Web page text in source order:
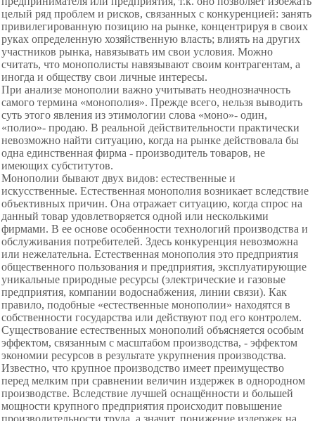
целый ряд проблем и рисков, связанных с конкуренцией: занять
привилегированную позицию на рынке, концентрируя в своих
руках определенную хозяйственную власть; влиять на других
участников рынка, навязывать им свои условия. Можно
считать, что монополисты навязывают своим контрагентам, а
иногда и обществу свои личные интересы.
При анализе монополии важно учитывать неоднозначность
самого термина «монополия». Прежде всего, нельзя выводить
суть этого явления из этимологии слова «моно»- один,
«полио»- продаю. В реальной действительности практически
невозможно найти ситуацию, когда на рынке действовала бы
одна единственная фирма - производитель товаров, не
имеющих субститутов.
Монополии бывают двух видов: естественные и
искусственные. Естественная монополия возникает вследствие
объективных причин. Она отражает ситуацию, когда спрос на
данный товар удовлетворяется одной или несколькими
фирмами. В ее основе особенности технологий производства и
обслуживания потребителей. Здесь конкуренция невозможна
или нежелательна. Естественная монополия это предприятия
общественного пользования и предприятия, эксплуатирующие
уникальные природные ресурсы (электрические и газовые
предприятия, компании водоснабжения, линии связи). Как
правило, подобные «естественные монополии» находятся в
собственности государства или действуют под его контролем.
Существование естественных монополий объясняется особым
эффектом, связанным с масштабом производства, - эффектом
экономии ресурсов в результате укрупнения производства.
Известно, что крупное производство имеет преимущество
перед мелким при сравнении величин издержек в однородном
производстве. Вследствие лучшей оснащённости и большей
мощности крупного предприятия происходит повышение
производительности труда, а значит, понижение издержек на